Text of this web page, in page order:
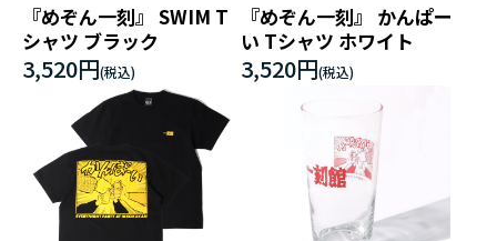
『めぞん一刻』 SWIM T
シャツ ブラック
3,520円
『めぞん一刻』 かんぱー
い Tシャツ ホワイト
3,520円